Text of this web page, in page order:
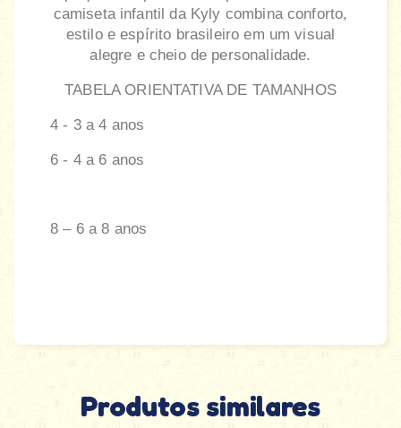
camiseta infantil da Kyly combina conforto,
estilo e espírito brasileiro em um visual
alegre e cheio de personalidade.
TABELA ORIENTATIVA DE TAMANHOS
4 - 3 a 4 anos
6 - 4 a 6 anos
8 – 6 a 8 anos
Produtos similares